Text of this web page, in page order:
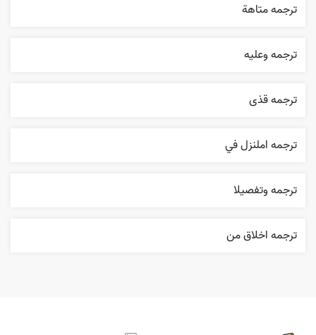
ترجمه متاهة
ترجمه وعليه
ترجمه قذی
ترجمه املنزل في
ترجمه وتفصيلا
ترجمه اخلاق من